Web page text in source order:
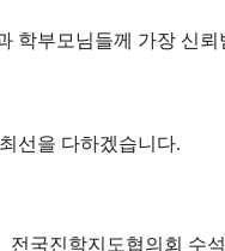
학부모님들께 가장 신뢰
선을 다하겠습니다.
전국진학지도협의회 수